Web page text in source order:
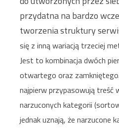
przydatna na bardzo
tworzenia struktury
się z inną wariacją trzeciej
Jest to kombinacja dwóch
otwartego oraz
najpierw przypasowują treść
narzuconych kategorii
jednak uznają, że narzucone